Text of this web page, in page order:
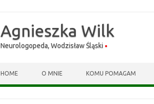
Agnieszka Wilk
Neurologopeda, Wodzisław Śląski
HOME O MNIE KOMU POMAGAM